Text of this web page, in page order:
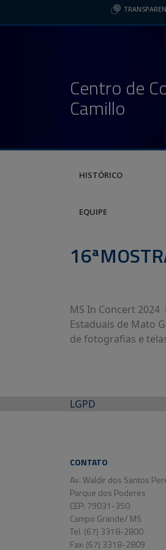
Centro de
Camillo
HISTÓRICO
EQUIPE
MS In Concert 2024
Estaduais de Mato
de fotografias e
LGPD
CONTATO
Av. Waldir dos Santos
Parque dos Poderes
CEP: 79031-350
Campo Grande/ MS
Tel. (67) 3318-2800
Fax: (67) 3318-2809